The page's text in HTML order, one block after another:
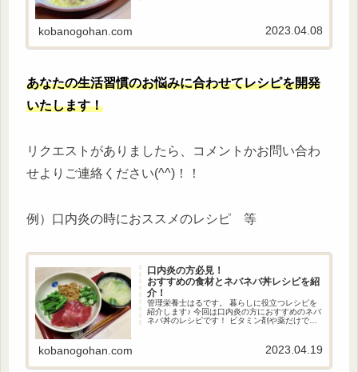
kobanogohan.com 2023.04.08
あなたの生活習慣のお悩みに合わせてレシピを開発
いたします！
リクエストがありましたら、コメントかお問い合わ
せよりご連絡ください(^^)！！
例）口内炎の時におススメのレシピ 等
口内炎の方必見！
おすすめの食材とネバネバ丼レシピを紹
介！
管理栄養士はるです。 暮らしに役立つレシピを
紹介します♪ 今回は口内炎の方におすすめのネバ
ネバ丼のレシピです！ ビタミン剤や薬だけで対
kobanogohan.com 2023.04.19